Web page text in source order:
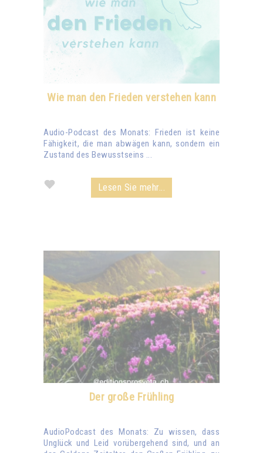
Wie man den Frieden verstehen kann
Audio-Podcast des Monats: Frieden ist keine
Fähigkeit, die man abwägen kann, sondern ein
Zustand des Bewusstseins ...
Lesen Sie mehr...
Der große Frühling
AudioPodcast des Monats: Zu wissen, dass
Unglück und Leid vorübergehend sind, und an